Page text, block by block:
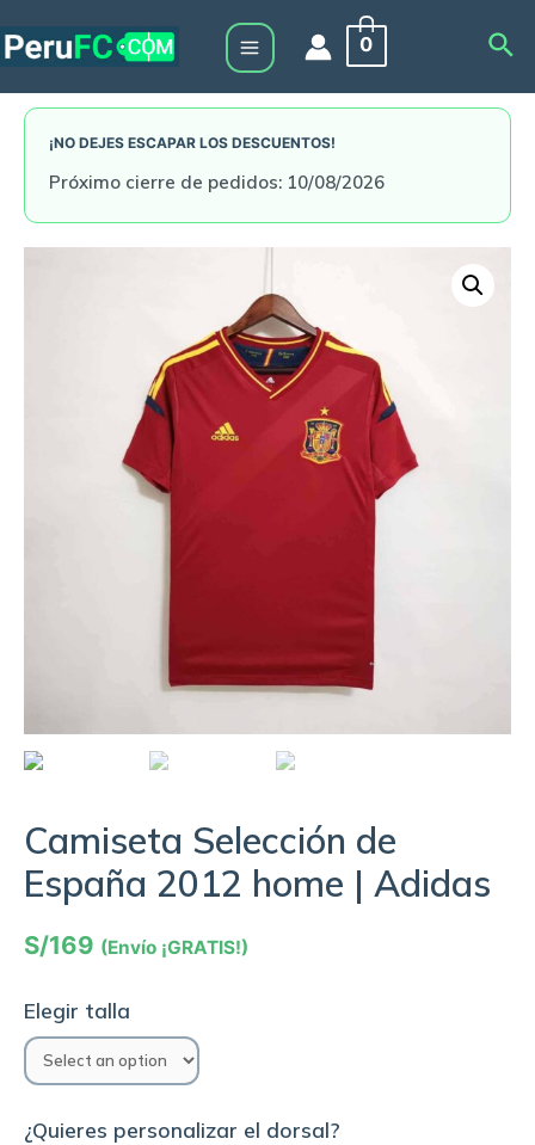
to
Main
Menu
0
¡NO DEJES ESCAPAR LOS DESCUENTOS!
Próximo cierre de pedidos: 10/08/2026
Camiseta Selección de
España 2012 home | Adidas
S/169 (Envío ¡GRATIS!)
Elegir talla
¿Quieres personalizar el dorsal?